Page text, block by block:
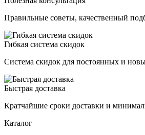
Правильные советы, качественный
Гибкая система скидок
Система скидок для постоянных и
Быстрая доставка
Кратчайшие сроки доставки и
Каталог